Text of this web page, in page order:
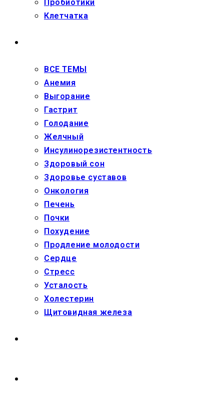
Пробиотики
Клетчатка
ВСЕ ТЕМЫ
Анемия
Выгорание
Гастрит
Голодание
Желчный
Инсулинорезистентность
Здоровый сон
Здоровье суставов
Онкология
Печень
Почки
Похудение
Продление молодости
Сердце
Стресс
Усталость
Холестерин
Щитовидная железа